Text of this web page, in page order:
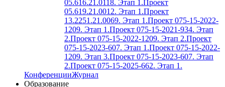
05.616.21.0118. Этап 1.Проект
05.619.21.0012. Этап 1.Проект
13.2251.21.0069. Этап 1.Проект 075-15-2022-
1209. Этап 1.Проект 075-15-2021-934. Этап
2.Проект 075-15-2022-1209. Этап 2.Проект
075-15-2023-607. Этап 1.Проект 075-15-2022-
1209. Этап 3.Проект 075-15-2023-607. Этап
2.Проект 075-15-2025-662. Этап 1.
КонференцииЖурнал
Образование